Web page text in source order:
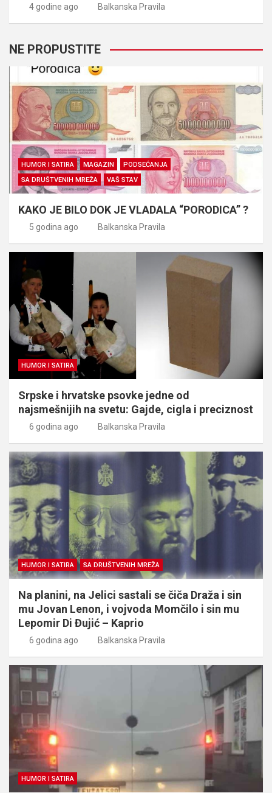
4 godine ago Balkanska Pravila
NE PROPUSTITE
HUMOR I SATIRA MAGAZIN
PODSEĆANJA
SA DRUŠTVENIH MREŽA
VAŠ STAV
KAKO JE BILO DOK JE VLADALA “PORODICA” ?
5 godina ago Balkanska Pravila
HUMOR I SATIRA
Srpske i hrvatske psovke jedne od
najsmešnijih na svetu: Gajde, cigla i preciznost
6 godina ago Balkanska Pravila
HUMOR I SATIRA SA DRUŠTVENIH MREŽA
Na planini, na Jelici sastali se čiča Draža i sin
mu Jovan Lenon, i vojvoda Momčilo i sin mu
Lepomir Di Đujić – Kaprio
6 godina ago Balkanska Pravila
HUMOR I SATIRA